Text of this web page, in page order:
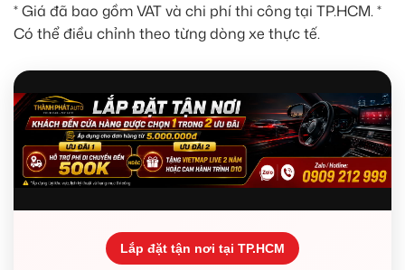
* Giá đã bao gồm VAT và chi phí thi công tại TP.HCM. *
Có thể điều chỉnh theo từng dòng xe thực tế.
Lắp đặt tận nơi tại TP.HCM